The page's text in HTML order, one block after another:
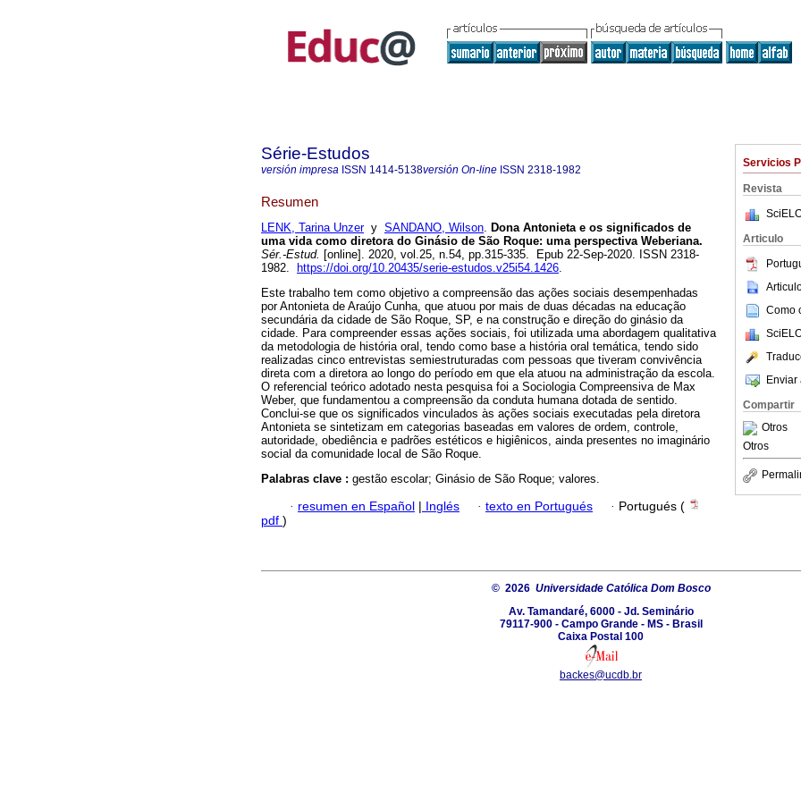
Servicios
Revista
Articulo
Como
Enviar
Compartir
Otros
Otros
Série-Estudos
versión impresa ISSN 1414-5138versión On-line ISSN 2318-1982
Resumen
LENK, Tarina Unzery SANDANO, Wilson. Dona Antonieta e os significados de
uma vida como diretora do Ginásio de São Roque: uma perspectiva Weberiana.
Sér.-Estud. [online]. 2020, vol.25, n.54, pp.315-335. Epub 22-Sep-2020. ISSN 2318-
1982.
https://doi.org/10.20435/serie-estudos.v25i54.1426.
Este trabalho tem como objetivo a compreensão das ações sociais desempenhadas
por Antonieta de Araújo Cunha, que atuou por mais de duas décadas na educação
secundária da cidade de São Roque, SP, e na construção e direção do ginásio da
cidade. Para compreender essas ações sociais, foi utilizada uma abordagem qualitativa
da metodologia de história oral, tendo como base a história oral temática, tendo sido
realizadas cinco entrevistas semiestruturadas com pessoas que tiveram convivência
direta com a diretora ao longo do período em que ela atuou na administração da escola.
O referencial teórico adotado nesta pesquisa foi a Sociologia Compreensiva de Max
Weber, que fundamentou a compreensão da conduta humana dotada de sentido.
Conclui-se que os significados vinculados às ações sociais executadas pela diretora
Antonieta se sintetizam em categorias baseadas em valores de ordem, controle,
autoridade, obediência e padrões estéticos e higiênicos, ainda presentes no imaginário
social da comunidade local de São Roque.
Palabras clave : gestão escolar; Ginásio de São Roque; valores.
· resumen en Español | Inglés · texto en Portugués · Portugués (
pdf )
© 2026 Universidade Católica Dom Bosco
Av. Tamandaré, 6000 - Jd. Seminário
79117-900 - Campo Grande - MS - Brasil
Caixa Postal 100
backes@ucdb.br